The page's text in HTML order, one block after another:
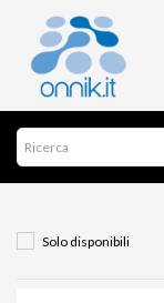
Solo disponibili